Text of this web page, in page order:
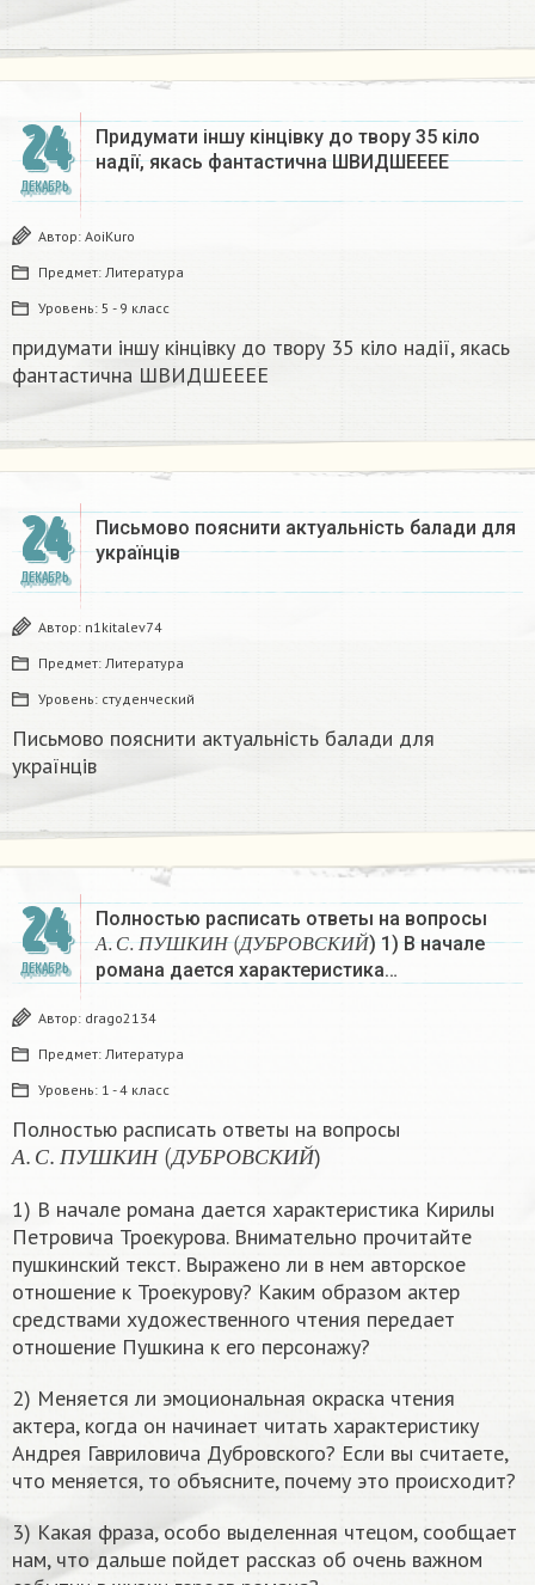
24
ДЕКАБРЬ
Придумати іншу кінцівку до твору 35 кіло
надії, якась фантастична​ ШВИДШЕЕЕЕ
Автор: AoiKuro
Предмет: Литература
Уровень: 5 - 9 класс
придумати іншу кінцівку до твору 35 кіло надії, якась
фантастична​ ШВИДШЕЕЕЕ
24
ДЕКАБРЬ
Письмово пояснити актуальність балади для
українців
Автор: n1kitalev74
Предмет: Литература
Уровень: студенческий
Письмово пояснити актуальність балади для
українців
24
ДЕКАБРЬ
Полностью расписать ответы на вопросы
А С П У Ш КИ Н
А С. ПУШКИН
Д УБР ОВ СКИЙ
(ДУБРОВСКИЙ) 1) В начале
романа дается характеристика…
Автор: drago2134
Предмет: Литература
Уровень: 1 - 4 класс
Полностью расписать ответы на вопросы
А С П У Ш КИ Н
АС.ПУШКИН
ДУ Б Р О В С КИ Й
(ДУБРОВСКИЙ)
1) В начале романа дается характеристика Кирилы
Петровича Троекурова. Внимательно прочитайте
пушкинский текст. Выражено ли в нем авторское
отношение к Троекурову? Каким образом актер
средствами художественного чтения передает
отношение Пушкина к его персонажу?
2) Меняется ли эмоциональная окраска чтения
актера, когда он начинает читать характеристику
Андрея Гавриловича Дубровского? Если вы считаете,
что меняется, то объясните, почему это происходит?
3) Какая фраза, особо выделенная чтецом, сообщает
нам, что дальше пойдет рассказ об очень важном